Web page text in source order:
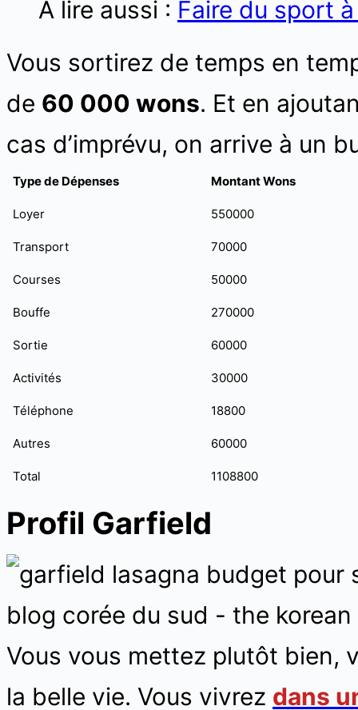
A lire aussi : Faire du sport
Vous sortirez de temps en
de 60 000 wons. Et en
cas d’imprévu, on arrive à un
Type de Dépenses Montant Wons
Loyer 550000
Transport 70000
Courses 50000
Bouffe 270000
Sortie 60000
Activités 30000
Téléphone 18800
Autres 60000
Total 1108800
Profil Garfield
Vous vous mettez plutôt bien,
la belle vie. Vous vivrez dans